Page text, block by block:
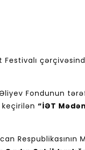
Festivalı
Fondunun
keçirilən“İƏT
Respublikasının